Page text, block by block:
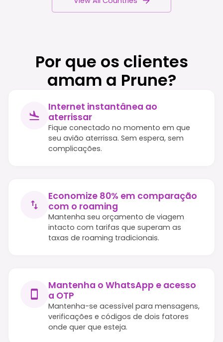
Por que os clientes
amam a Prune?
Internet instantânea ao
aterrissar
Fique conectado no momento em que
seu avião aterrissa. Sem espera, sem
complicações.
Economize 80% em comparação
com o roaming
Mantenha seu orçamento de viagem
intacto com tarifas que superam as
taxas de roaming tradicionais.
Mantenha o WhatsApp e acesso
a OTP
Mantenha-se acessível para mensagens,
verificações e códigos de dois fatores
onde quer que esteja.